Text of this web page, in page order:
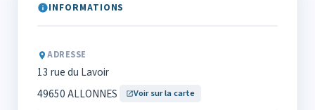
INFORMATIONS
ADRESSE
13 rue du Lavoir
49650 ALLONNES
Voir sur la carte